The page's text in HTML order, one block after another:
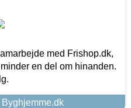
med Frishop.dk,
en del om hinanden.